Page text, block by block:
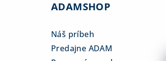
ADAMSHOP
Náš príbeh
Predajne ADAM